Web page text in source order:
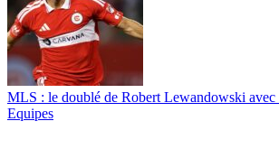
MLS : le doublé de Robert Lewandowski avec
Equipes